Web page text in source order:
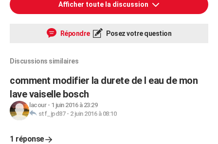
Afficher toute la discussion
Répondre Posez votre question
Discussions similaires
comment modifier la durete de l eau de mon
lave vaiselle bosch
lacour- 1 juin 2016 à 23:29
stf_jpd87- 2 juin 2016 à 08:10
1 réponse